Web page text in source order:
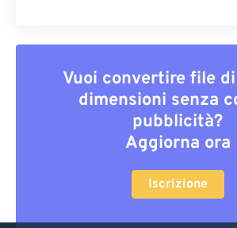
Vuoi convertire file
dimensioni senza
pubblicità?
Aggiorna ora
Iscrizione